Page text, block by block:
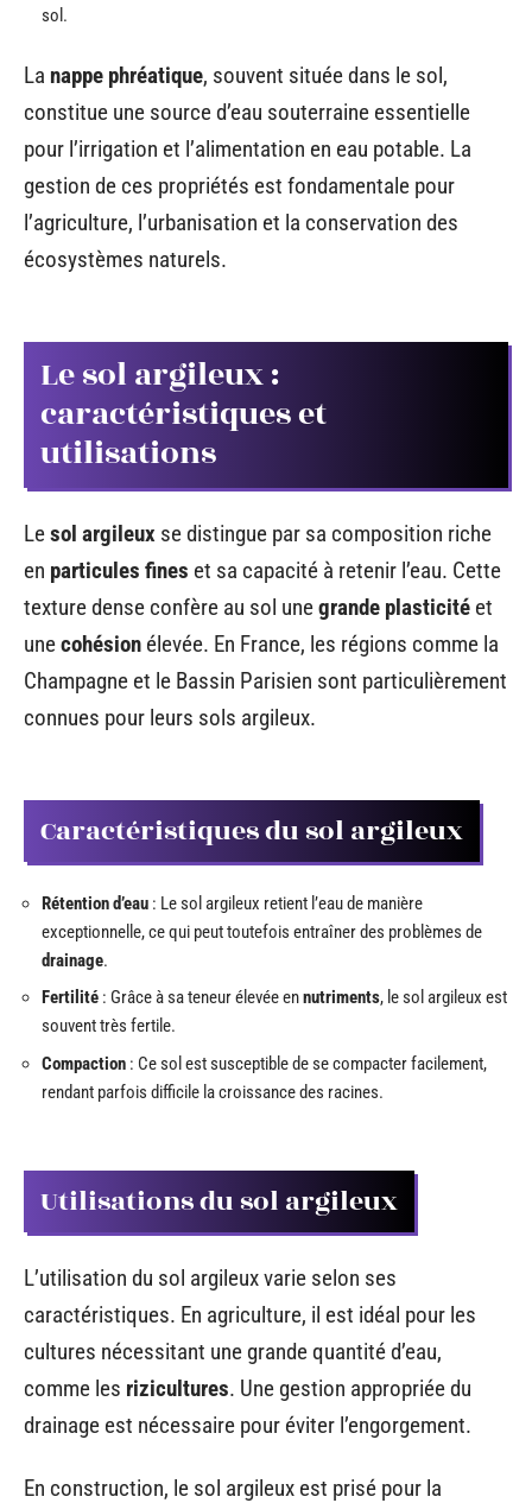
sol.
La nappe phréatique, souvent située dans le sol,
constitue une source d’eau souterraine essentielle
pour l’irrigation et l’alimentation en eau potable. La
gestion de ces propriétés est fondamentale pour
l’agriculture, l’urbanisation et la conservation des
écosystèmes naturels.
Le sol argileux :
caractéristiques et
utilisations
Lesol argileux se distingue par sa composition riche
en particules fines et sa capacité à retenir l’eau. Cette
texture dense confère au sol unegrande plasticité et
unecohésion élevée. En France, les régions comme la
Champagne et le Bassin Parisien sont particulièrement
connues pour leurs sols argileux.
Caractéristiques du sol argileux
Rétention d’eau : Le sol argileux retient l’eau de manière
exceptionnelle, ce qui peut toutefois entraîner des problèmes de
drainage.
Fertilité : Grâce à sa teneur élevée ennutriments, le sol argileux est
souvent très fertile.
Compaction : Ce sol est susceptible de se compacter facilement,
rendant parfois difficile la croissance des racines.
Utilisations du sol argileux
L’utilisation du sol argileux varie selon ses
caractéristiques. En agriculture, il est idéal pour les
cultures nécessitant une grande quantité d’eau,
comme les rizicultures. Une gestion appropriée du
drainage est nécessaire pour éviter l’engorgement.
En construction, le sol argileux est prisé pour la